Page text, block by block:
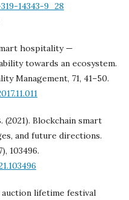
14343-9_28
hospitality —
towards an ecosystem.
Management, 71, 41–50.
(2021). Blockchain smart
and future directions.
103496.
auction lifetime festival